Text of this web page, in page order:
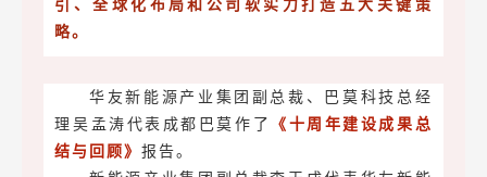
引、全球化布局和公司软实力打造五大关键策
略。
华友新能源产业集团副总裁、巴莫科技总经
理吴孟涛代表成都巴莫作了
《十周年建设成果总
结与回顾》报告。